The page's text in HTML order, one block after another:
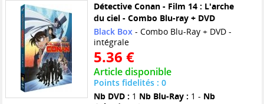
Détective Conan - Film 14 : L'arche
du ciel - Combo Blu-ray + DVD
Black Box- Combo Blu-Ray + DVD -
intégrale
5.36 €
Article disponible
Points fidelités : 0
Nb DVD : 1 Nb Blu-Ray : 1 - Nb